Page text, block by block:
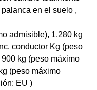
en el suelo ,
admisible), 1.280 kg
conductor Kg (peso
kg (peso máximo
(peso máximo
EU )